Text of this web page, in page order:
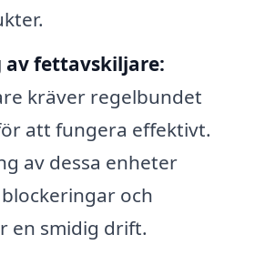
av fettavskiljare:
kräver regelbundet
att fungera effektivt.
av dessa enheter
och
en smidig drift.